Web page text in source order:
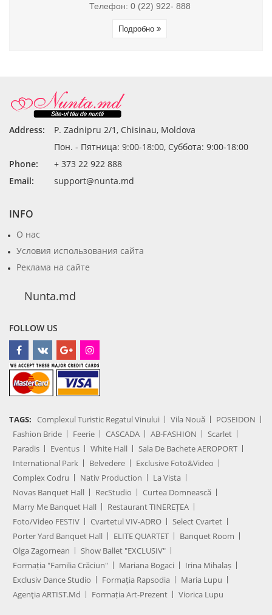
Телефон: 0 (22) 922- 888
Подробно
Address:
P. Zadnipru 2/1, Chisinau, Moldova
Пон. - Пятница: 9:00-18:00, Суббота: 9:00-18:00
Phone:
+ 373 22 922 888
Email:
support@nunta.md
INFO
О нас
Условия использования сайта
Реклама на сайте
Nunta.md
FOLLOW US
TAGS: Complexul Turistic Regatul Vinului Vila Nouă
POSEIDON
Fashion Bride
Feerie CASCADA AB-FASHION
Scarlet
Paradis
Eventus White Hall
Sala De Bachete AEROPORT
International Park
Belvedere
Exclusive Foto&Video
Complex Codru
Nativ Production
La Vista
Novas Banquet Hall
RecStudio
Curtea Domnească
Marry Me Banquet Hall
Restaurant TINEREȚEA
Foto/Video FESTIV
Cvartetul VIV-ADRO
Select Cvartet
Porter Yard Banquet Hall
ELITE QUARTET
Banquet Room
Olga Zagornean
Show Ballet "EXCLUSIV"
Formația "Familia Crăciun"
Mariana Bogaci
Irina Mihalaș
Exclusiv Dance Studio
Formația Rapsodia
Maria Lupu
Agenţia ARTIST.md
Formația Art-Prezent Viorica Lupu